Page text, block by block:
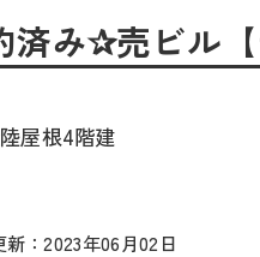
済み✰売ビル
屋根4階建
2023年06月02日